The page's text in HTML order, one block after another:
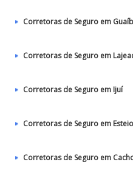
Corretoras de Seguro em
Corretoras de Seguro em
Corretoras de Seguro em Ijuí
Corretoras de Seguro em Esteio
Corretoras de Seguro em